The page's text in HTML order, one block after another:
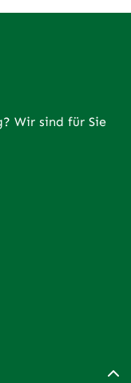
Wir sind für Sie
neuem Tab
in neuem Tab
– öffnet in
– öffnet
auf Xing – öffnet
auf YouTube